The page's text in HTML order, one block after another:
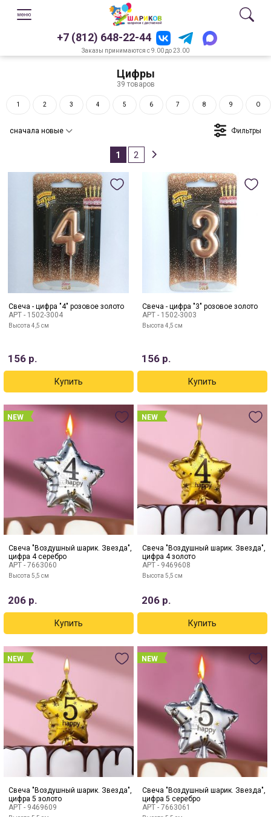
+7 (812) 648-22-44
Заказы принимаются с 9.00 до 23.00
Цифры
39 товаров
1 2 3 4 5 6 7 8 9 O
сначала новые Фильтры
1 2
Свеча - цифра "4" розовое золото
АРТ - 1502-3004
Высота 4,5 см
156р.
Свеча - цифра "3" розовое золото
АРТ - 1502-3003
Высота 4,5 см
156 р.
NEW
Свеча "Воздушный шарик. Звезда",
цифра 4 серебро
АРТ - 7663060
Высота 5,5 см
206р.
NEW
Свеча "Воздушный шарик. Звезда",
цифра 4 золото
АРТ - 9469608
Высота 5,5 см
206 р.
NEW
Свеча "Воздушный шарик. Звезда",
цифра 5 золото
АРТ - 9469609
NEW
Свеча "Воздушный шарик. Звезда",
цифра 5 серебро
АРТ - 7663061